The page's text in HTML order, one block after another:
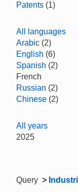
Patents (1)
All languages
Arabic (2)
English (6)
Spanish (2)
French
Russian (2)
Chinese (2)
All years
2025
Query >